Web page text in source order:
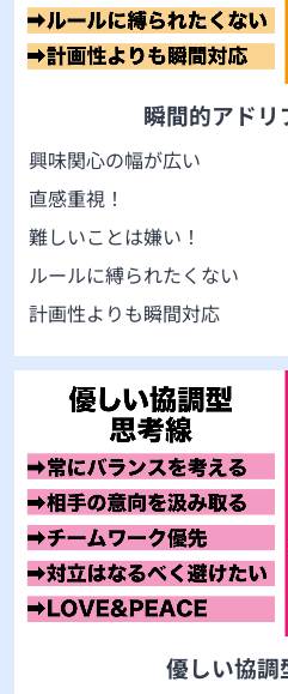
瞬間的アドリ
興味関心の幅が広い
直感重視！
難しいことは嫌い！
ルールに縛られたくない
計画性よりも瞬間対応
優しい協調